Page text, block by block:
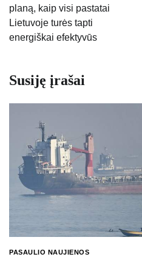
įrašų
planą, kaip visi pastatai
Lietuvoje turės tapti
energiškai efektyvūs
Susiję įrašai
PASAULIO NAUJIENOS